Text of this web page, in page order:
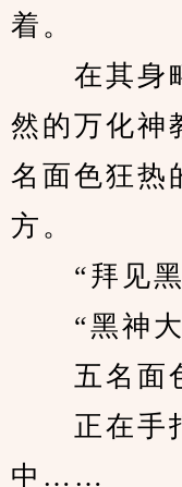
着。
在其身畔
然的万化神
名面色狂热
方。
“拜见黑
“黑神大
五名面
正在手
中……